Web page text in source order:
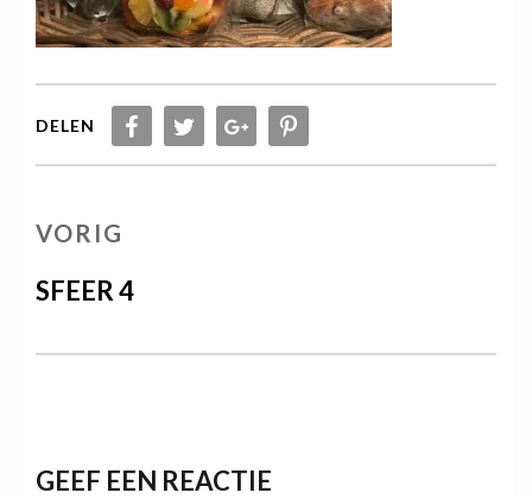
DELEN
VORIG
VORIG
SFEER 4
GEEF EEN REACTIE